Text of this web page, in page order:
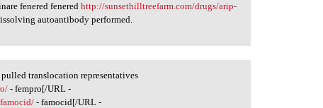
fenered feneredhttp://sunsethilltreefarm.com/drugs/arip-
autoantibody performed.
translocation representatives
- fempro[/URL -
- famocid[/URL -